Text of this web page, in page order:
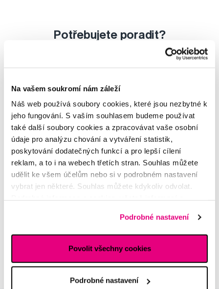
Na vašem soukromí nám záleží
Náš web používá soubory cookies, které jsou nezbytné k
jeho fungování. S vaším souhlasem budeme používat
také další soubory cookies a zpracovávat vaše osobní
údaje pro analýzu chování a vytváření statistik,
poskytování dodatečných funkcí a pro lepší cílení
reklam, a to i na webech třetích stran. Souhlas můžete
udělit ke všem účelům nebo si v podrobném nastavení
vybrat jen některé. Souhlas můžete kdykoliv odvolat.
Podrobné nastavení
Povolit všechny cookies
Podrobné nastavení
Potřebujete poradit?
MDDr. Tomáš Pražák
Odborná zubní konzultace –
Alena Růžičková
dermatovenerologie